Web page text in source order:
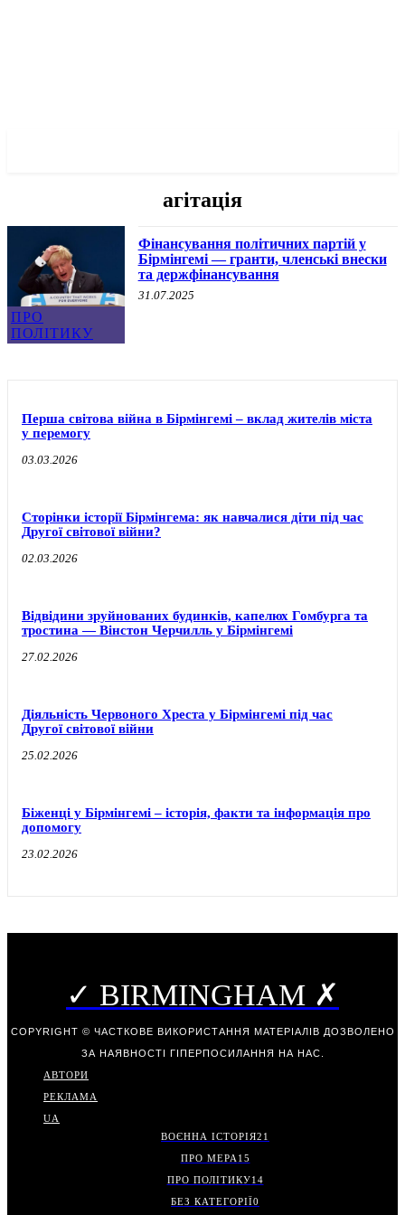
агітація
ПРО
ПОЛІТИКУ
Фінансування політичних партій у
Бірмінгемі — гранти, членські внески
та держфінансування
31.07.2025
Перша світова війна в Бірмінгемі – вклад жителів міста
у перемогу
03.03.2026
Сторінки історії Бірмінгема: як навчалися діти під час
Другої світової війни?
02.03.2026
Відвідини зруйнованих будинків, капелюх Гомбурга та
тростина — Вінстон Черчилль у Бірмінгемі
27.02.2026
Діяльність Червоного Хреста у Бірмінгемі під час
Другої світової війни
25.02.2026
Біженці у Бірмінгемі – історія, факти та інформація про
допомогу
23.02.2026
✓ BIRMINGHAM ✗
COPYRIGHT © ЧАСТКОВЕ ВИКОРИСТАННЯ МАТЕРІАЛІВ ДОЗВОЛЕНО
ЗА НАЯВНОСТІ ГІПЕРПОСИЛАННЯ НА НАС.
АВТОРИ
РЕКЛАМА
UA
ВОЄННА ІСТОРІЯ21
ПРО МЕРА 15
ПРО ПОЛІТИКУ14
БЕЗ КАТЕГОРІЇ0